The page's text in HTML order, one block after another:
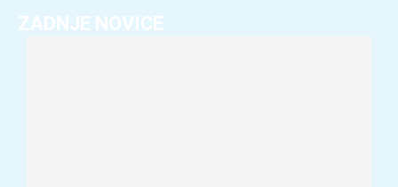
ZADNJE NOVICE